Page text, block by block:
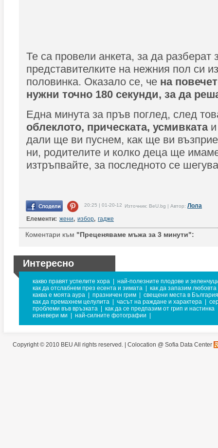
Те са провели анкета, за да разберат
представителките на нежния пол си
половинка. Оказало се, че на
нужни точно 180 секунди, за да
Една минута за пръв поглед, след
облеклото, прическата, усмивкатаи
дали ще ви пуснем, как ще ви
ни, родителите и колко деца ще
изтръпвайте, за последното се
20:25 | 01-20-12 Източник: BeU.bg | Автор: Лола
Елементи: жени, избор, гадже
Коментари към "Преценяваме мъжа за 3 минути":
Интересно
какво правят успелите хора
най-полезните плодове и
как да отслабнем през есента и зимата
как да запазим любовта
каква е моята аура
празничен грим
свещени места в България
как да премахнем целулита
часът на раждане и характера
проблеми във връзката
как да се предпазим от грип и настинка
изневери ми
най-силните фотографии
Copyright © 2010 BEU All rights reserved. | Colocation @ Sofia Data Center